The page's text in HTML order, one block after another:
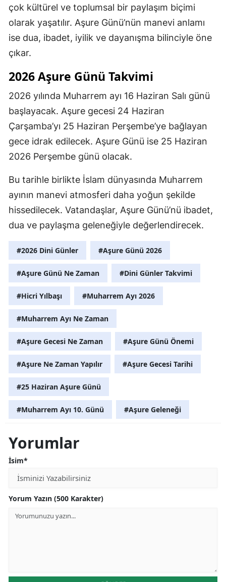
çok kültürel ve toplumsal bir paylaşım biçimi
olarak yaşatılır. Aşure Günü’nün manevi anlamı
ise dua, ibadet, iyilik ve dayanışma bilinciyle öne
çıkar.
2026 Aşure Günü Takvimi
2026 yılında Muharrem ayı 16 Haziran Salı günü
başlayacak. Aşure gecesi 24 Haziran
Çarşamba’yı 25 Haziran Perşembe’ye bağlayan
gece idrak edilecek. Aşure Günü ise 25 Haziran
2026 Perşembe günü olacak.
Bu tarihle birlikte İslam dünyasında Muharrem
ayının manevi atmosferi daha yoğun şekilde
hissedilecek. Vatandaşlar, Aşure Günü’nü ibadet,
dua ve paylaşma geleneğiyle değerlendirecek.
#2026 Dini Günler #Aşure Günü 2026
#Aşure Günü Ne Zaman #Dini Günler Takvimi
#Hicri Yılbaşı #Muharrem Ayı 2026
#Muharrem Ayı Ne Zaman
#Aşure Gecesi Ne Zaman #Aşure Günü Önemi
#Aşure Ne Zaman Yapılır #Aşure Gecesi Tarihi
#25 Haziran Aşure Günü
#Muharrem Ayı 10. Günü #Aşure Geleneği
Yorumlar
İsim*
Yorum Yazın (500 Karakter)